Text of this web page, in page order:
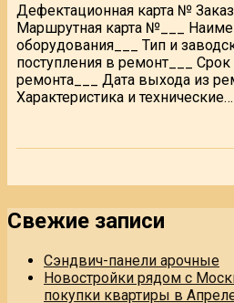
Дефектационная карта №
Маршрутная карта №___
оборудования___ Тип и
поступления в ремонт___
ремонта___ Дата выхода из
Характеристика и технические…
Свежие записи
Сэндвич-панели арочные
Новостройки рядом с
покупки квартиры в